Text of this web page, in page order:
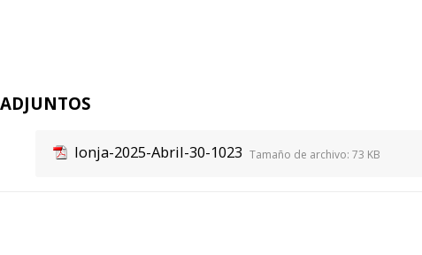
ADJUNTOS
lonja-2025-Abril-30-1023 Tamaño de archivo: 73 KB